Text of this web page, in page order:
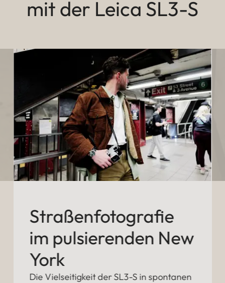
mit der Leica SL3-S
Straßenfotografie
im pulsierenden New
York
Die Vielseitigkeit der SL3-S in spontanen